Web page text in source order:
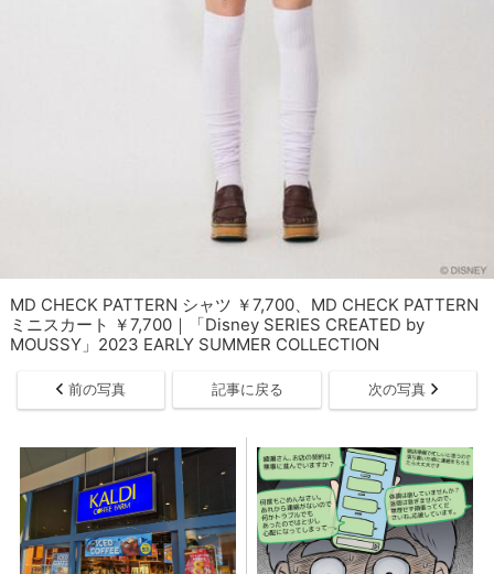
MD CHECK PATTERN シャツ ￥7,700、MD CHECK PATTERN
ミニスカート ￥7,700｜「Disney SERIES CREATED by
MOUSSY」2023 EARLY SUMMER COLLECTION
前の写真 記事に戻る 次の写真